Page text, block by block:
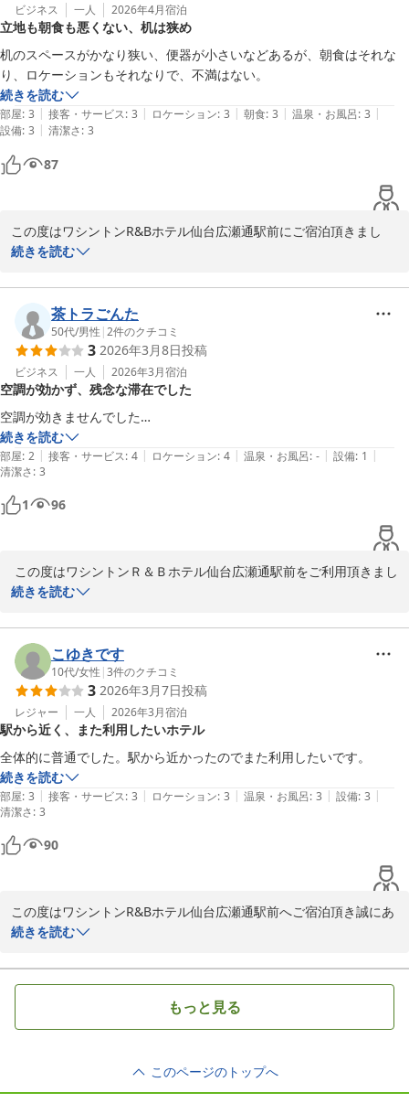
物にも便利な立地になっております。
今後もお客様にご満足いただけるお部屋作りとサービスを提供でき
る様励んでまいります。
またのお越しを心よりお待ち申し上げております。
フロント 鈴木
ワシントンＲ＆Ｂホテル仙台広瀬通駅前
2026-04-30
ビジネス 一人 2026年4月宿泊
立地も朝食も悪くない、机は狭め
机のスペースがかなり狭い、便器が小さいなどあるが、朝食はそれな
り、ロケーションもそれなりで、不満はない。
続きを読む
部屋: 3 | 接客・サービス: 3 | ロケーション: 3 | 朝食: 3 | 温泉・お風呂: 3 |
設備: 3 | 清潔さ: 3
87
この度はワシントンR&Bホテル仙台広瀬通駅前にご宿泊頂きまし
て、誠にありがとうございます。
当館はJR仙台駅より徒歩約10分、地下鉄広瀬通駅より徒歩1分に位
置しており、ビジネスや観光の拠点として幅広くご利用頂いており
ます。
近隣にも飲食店やアーケード街がございますので、お食事やお買い
物にも便利な立地になっております。
お部屋の机の狭さやバスル－ムの便座の小ささでご不便とご不快な
思いをさせてしまい大変申し訳ございません。すぐの改善が難しく
大変心苦しい限りではございますが、今後の施設運営の参考とさせ
ていただきます。
今後もお客様にご満足いただけるお部屋作りとサービスを提供でき
る様励んでまいります。
またのお越しを心よりお待ち申し上げております。
2026-04-18
続きを読む
茶トラごんた
50代/男性 |2件のクチコミ
3 2026年3月8日投稿
ビジネス 一人 2026年3月宿泊
空調が効かず、残念な滞在でした
空調が効きませんでした…
続きを読む
部屋: 2 | 接客・サービス: 4 | ロケーション: 4 | 温泉・お風呂: - | 設備: 1 |
清潔さ: 3
1 96
この度はワシントンＲ＆Ｂホテル仙台広瀬通駅前をご利用頂きまし
て、誠にありがとうございます。
苦しい限りでございます。
お申し付け頂ければ、お部屋のご移動は出来ますのでお気軽にお申
し付け下さいませ。
空間を提供するホテルとしてあってはならない事でございます。
今後は、清掃時の確認を再度徹底して参ります。
ご不便をお掛け致しまして、大変申し訳ございませんでした。
お忙しい中、ご投稿頂きましてありがとうございます。
フロント　山田
ワシントンＲ＆Ｂホテル仙台広瀬通駅前
2026-03-09
続きを読む
こゆきです
10代/女性 |3件のクチコミ
3 2026年3月7日投稿
レジャー 一人 2026年3月宿泊
駅から近く、また利用したいホテル
全体的に普通でした。駅から近かったのでまた利用したいです。
続きを読む
部屋: 3 | 接客・サービス: 3 | ロケーション: 3 | 温泉・お風呂: 3 | 設備: 3 |
清潔さ: 3
90
この度はワシントンR&Bホテル仙台広瀬通駅前へご宿泊頂き誠にあ
りがとうございます。当館は仙台駅から徒歩10分程度、仙台市営地
お客様にご満足頂ける施設運営に努めて参ります。この度はお忙し
い中クチコミへご投稿頂き誠にありがとうございます。仙台へお越
しの際はぜひ当館をお選び頂けますと幸いです。　フロント　鈴木
続きを読む
もっと見る
このページのトップへ